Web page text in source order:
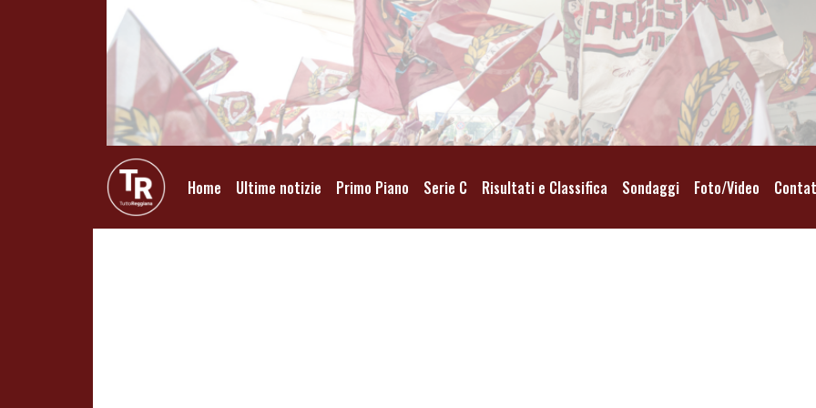
Home Ultime notizie Primo Piano Serie C Risultati e Classifica Sondaggi Foto/Video